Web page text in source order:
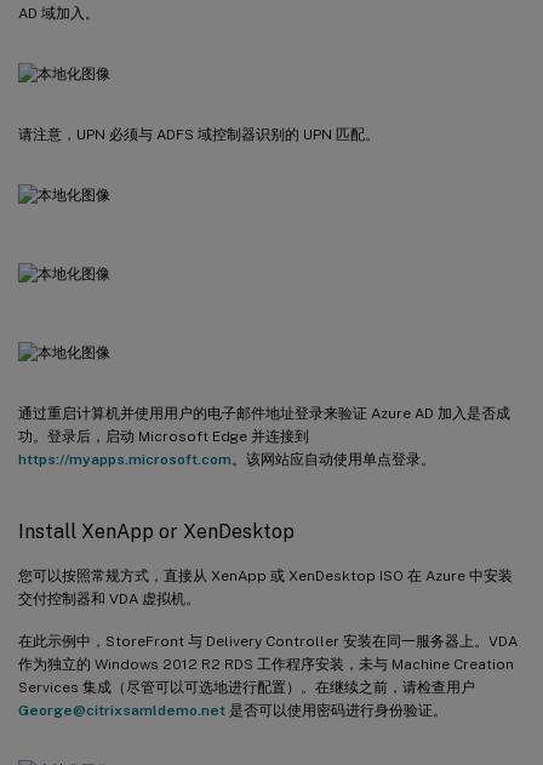
AD 域加入。
请注意，UPN 必须与 ADFS 域控制器识别的 UPN 匹配。
通过重启计算机并使用用户的电子邮件地址登录来验证 Azure AD 加入是否成
功。登录后，启动 Microsoft Edge 并连接到
https://myapps.microsoft.com 。该网站应自动使用单点登录。
Install XenApp or XenDesktop
您可以按照常规方式，直接从 XenApp 或 XenDesktop ISO 在 Azure 中安装
交付控制器和 VDA 虚拟机。
在此示例中，StoreFront 与 Delivery Controller 安装在同一服务器上。VDA
作为独立的 Windows 2012 R2 RDS 工作程序安装，未与 Machine Creation
Services 集成（尽管可以可选地进行配置）。在继续之前，请检查用户
George@citrixsamldemo.net 是否可以使用密码进行身份验证。